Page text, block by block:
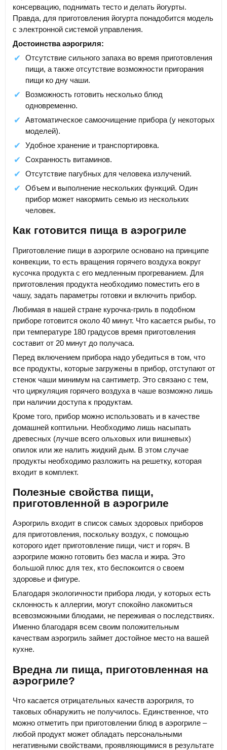
консервацию, поднимать тесто и делать йогурты.
Правда, для приготовления йогурта понадобится модель
с электронной системой управления.
Достоинства аэрогриля:
Отсутствие сильного запаха во время приготовления
пищи, а также отсутствие возможности пригорания
пищи ко дну чаши.
Возможность готовить несколько блюд
одновременно.
Автоматическое самоочищение прибора (у некоторых
моделей).
Удобное хранение и транспортировка.
Сохранность витаминов.
Отсутствие пагубных для человека излучений.
Объем и выполнение нескольких функций. Один
прибор может накормить семью из нескольких
человек.
Как готовится пища в аэрогриле
Приготовление пищи в аэрогриле основано на принципе
конвекции, то есть вращения горячего воздуха вокруг
кусочка продукта с его медленным прогреванием. Для
приготовления продукта необходимо поместить его в
чашу, задать параметры готовки и включить прибор.
Любимая в нашей стране курочка-гриль в подобном
приборе готовится около 40 минут. Что касается рыбы, то
при температуре 180 градусов время приготовления
составит от 20 минут до получаса.
Перед включением прибора надо убедиться в том, что
все продукты, которые загружены в прибор, отступают от
стенок чаши минимум на сантиметр. Это связано с тем,
что циркуляция горячего воздуха в чаше возможно лишь
при наличии доступа к продуктам.
Кроме того, прибор можно использовать и в качестве
домашней коптильни. Необходимо лишь насыпать
древесных (лучше всего ольховых или вишневых)
опилок или же налить жидкий дым. В этом случае
продукты необходимо разложить на решетку, которая
входит в комплект.
Полезные свойства пищи,
приготовленной в аэрогриле
Аэрогриль входит в список самых здоровых приборов
для приготовления, поскольку воздух, с помощью
которого идет приготовление пищи, чист и горяч. В
аэрогриле можно готовить без масла и жира. Это
большой плюс для тех, кто беспокоится о своем
здоровье и фигуре.
Благодаря экологичности прибора люди, у которых есть
склонность к аллергии, могут спокойно лакомиться
всевозможными блюдами, не переживая о последствиях.
Именно благодаря всем своим положительным
качествам аэрогриль займет достойное место на вашей
кухне.
Вредна ли пища, приготовленная на
аэрогриле?
Что касается отрицательных качеств аэрогриля, то
таковых обнаружить не получилось. Единственное, что
можно отметить при приготовлении блюд в аэрогриле –
любой продукт может обладать персональными
негативными свойствами, проявляющимися в результате